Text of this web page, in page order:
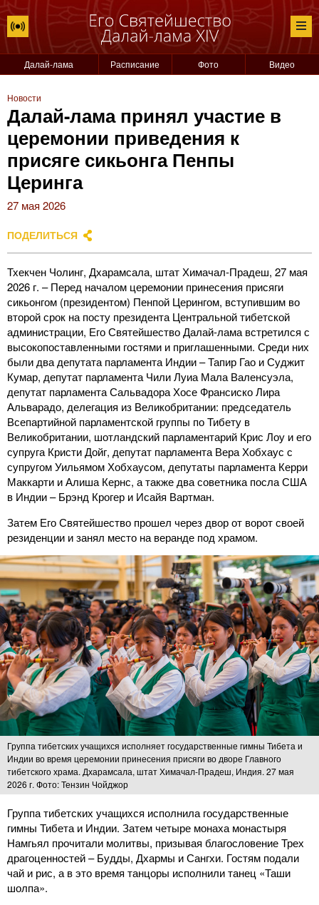
Далай-лама Расписание Фото Видео
Новости
Далай-лама принял участие в
церемонии приведения к
присяге сикьонга Пенпы
Церинга
27 мая 2026
ПОДЕЛИТЬСЯ
Тхекчен Чолинг, Дхарамсала, штат Химачал-Прадеш, 27 мая
2026 г. – Перед началом церемонии принесения присяги
сикьонгом (президентом) Пенпой Церингом, вступившим во
второй срок на посту президента Центральной тибетской
администрации, Его Святейшество Далай-лама встретился с
высокопоставленными гостями и приглашенными. Среди них
были два депутата парламента Индии – Тапир Гао и Суджит
Кумар, депутат парламента Чили Луиа Мала Валенсуэла,
депутат парламента Сальвадора Хосе Франсиско Лира
Альварадо, делегация из Великобритании: председатель
Всепартийной парламентской группы по Тибету в
Великобритании, шотландский парламентарий Крис Лоу и его
супруга Кристи Дойг, депутат парламента Вера Хобхаус с
супругом Уильямом Хобхаусом, депутаты парламента Керри
Маккарти и Алиша Кернс, а также два советника посла США
в Индии – Брэнд Крогер и Исайя Вартман.
Затем Его Святейшество прошел через двор от ворот своей
резиденции и занял место на веранде под храмом.
Группа тибетских учащихся исполняет государственные гимны Тибета и
Индии во время церемонии принесения присяги во дворе Главного
тибетского храма. Дхарамсала, штат Химачал-Прадеш, Индия. 27 мая
2026 г. Фото: Тензин Чойджор
Группа тибетских учащихся исполнила государственные
гимны Тибета и Индии. Затем четыре монаха монастыря
Намгьял прочитали молитвы, призывая благословение Трех
драгоценностей – Будды, Дхармы и Сангхи. Гостям подали
чай и рис, а в это время танцоры исполнили танец «Таши
шолпа».